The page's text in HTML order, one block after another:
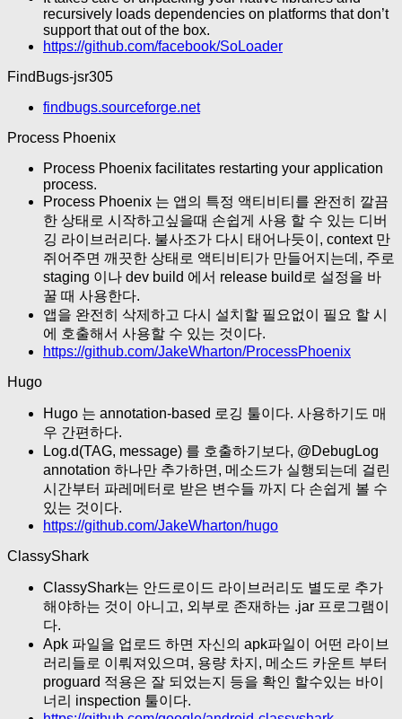
recursively loads dependencies on platforms that don’t
support that out of the box.
https://github.com/facebook/SoLoader
FindBugs-jsr305
findbugs.sourceforge.net
Process Phoenix
Process Phoenix facilitates restarting your application
process.
Process Phoenix 는 앱의 특정 액티비티를 완전히 깔끔
한 상태로 시작하고싶을때 손쉽게 사용 할 수 있는 디버
깅 라이브러리다. 불사조가 다시 태어나듯이, context 만
쥐어주면 깨끗한 상태로 액티비티가 만들어지는데, 주로
staging 이나 dev build 에서 release build로 설정을 바
꿀 때 사용한다.
앱을 완전히 삭제하고 다시 설치할 필요없이 필요 할 시
에 호출해서 사용할 수 있는 것이다.
https://github.com/JakeWharton/ProcessPhoenix
Hugo
Hugo 는 annotation-based 로깅 툴이다. 사용하기도 매
우 간편하다.
Log.d(TAG, message) 를 호출하기보다, @DebugLog
annotation 하나만 추가하면, 메소드가 실행되는데 걸린
시간부터 파레메터로 받은 변수들 까지 다 손쉽게 볼 수
있는 것이다.
https://github.com/JakeWharton/hugo
ClassyShark
ClassyShark는 안드로이드 라이브러리도 별도로 추가
해야하는 것이 아니고, 외부로 존재하는 .jar 프로그램이
다.
Apk 파일을 업로드 하면 자신의 apk파일이 어떤 라이브
러리들로 이뤄져있으며, 용량 차지, 메소드 카운트 부터
proguard 적용은 잘 되었는지 등을 확인 할수있는 바이
너리 inspection 툴이다.